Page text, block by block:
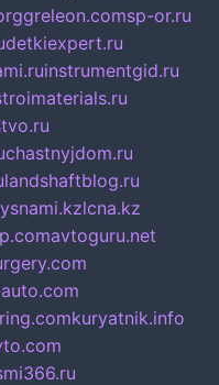
greleon.comsp-or.ru
detkiexpert.ru
instrumentgid.ru
chastnyjdom.ru
landshaftblog.ru
lcna.kz
avtoguru.net
kuryatnik.info